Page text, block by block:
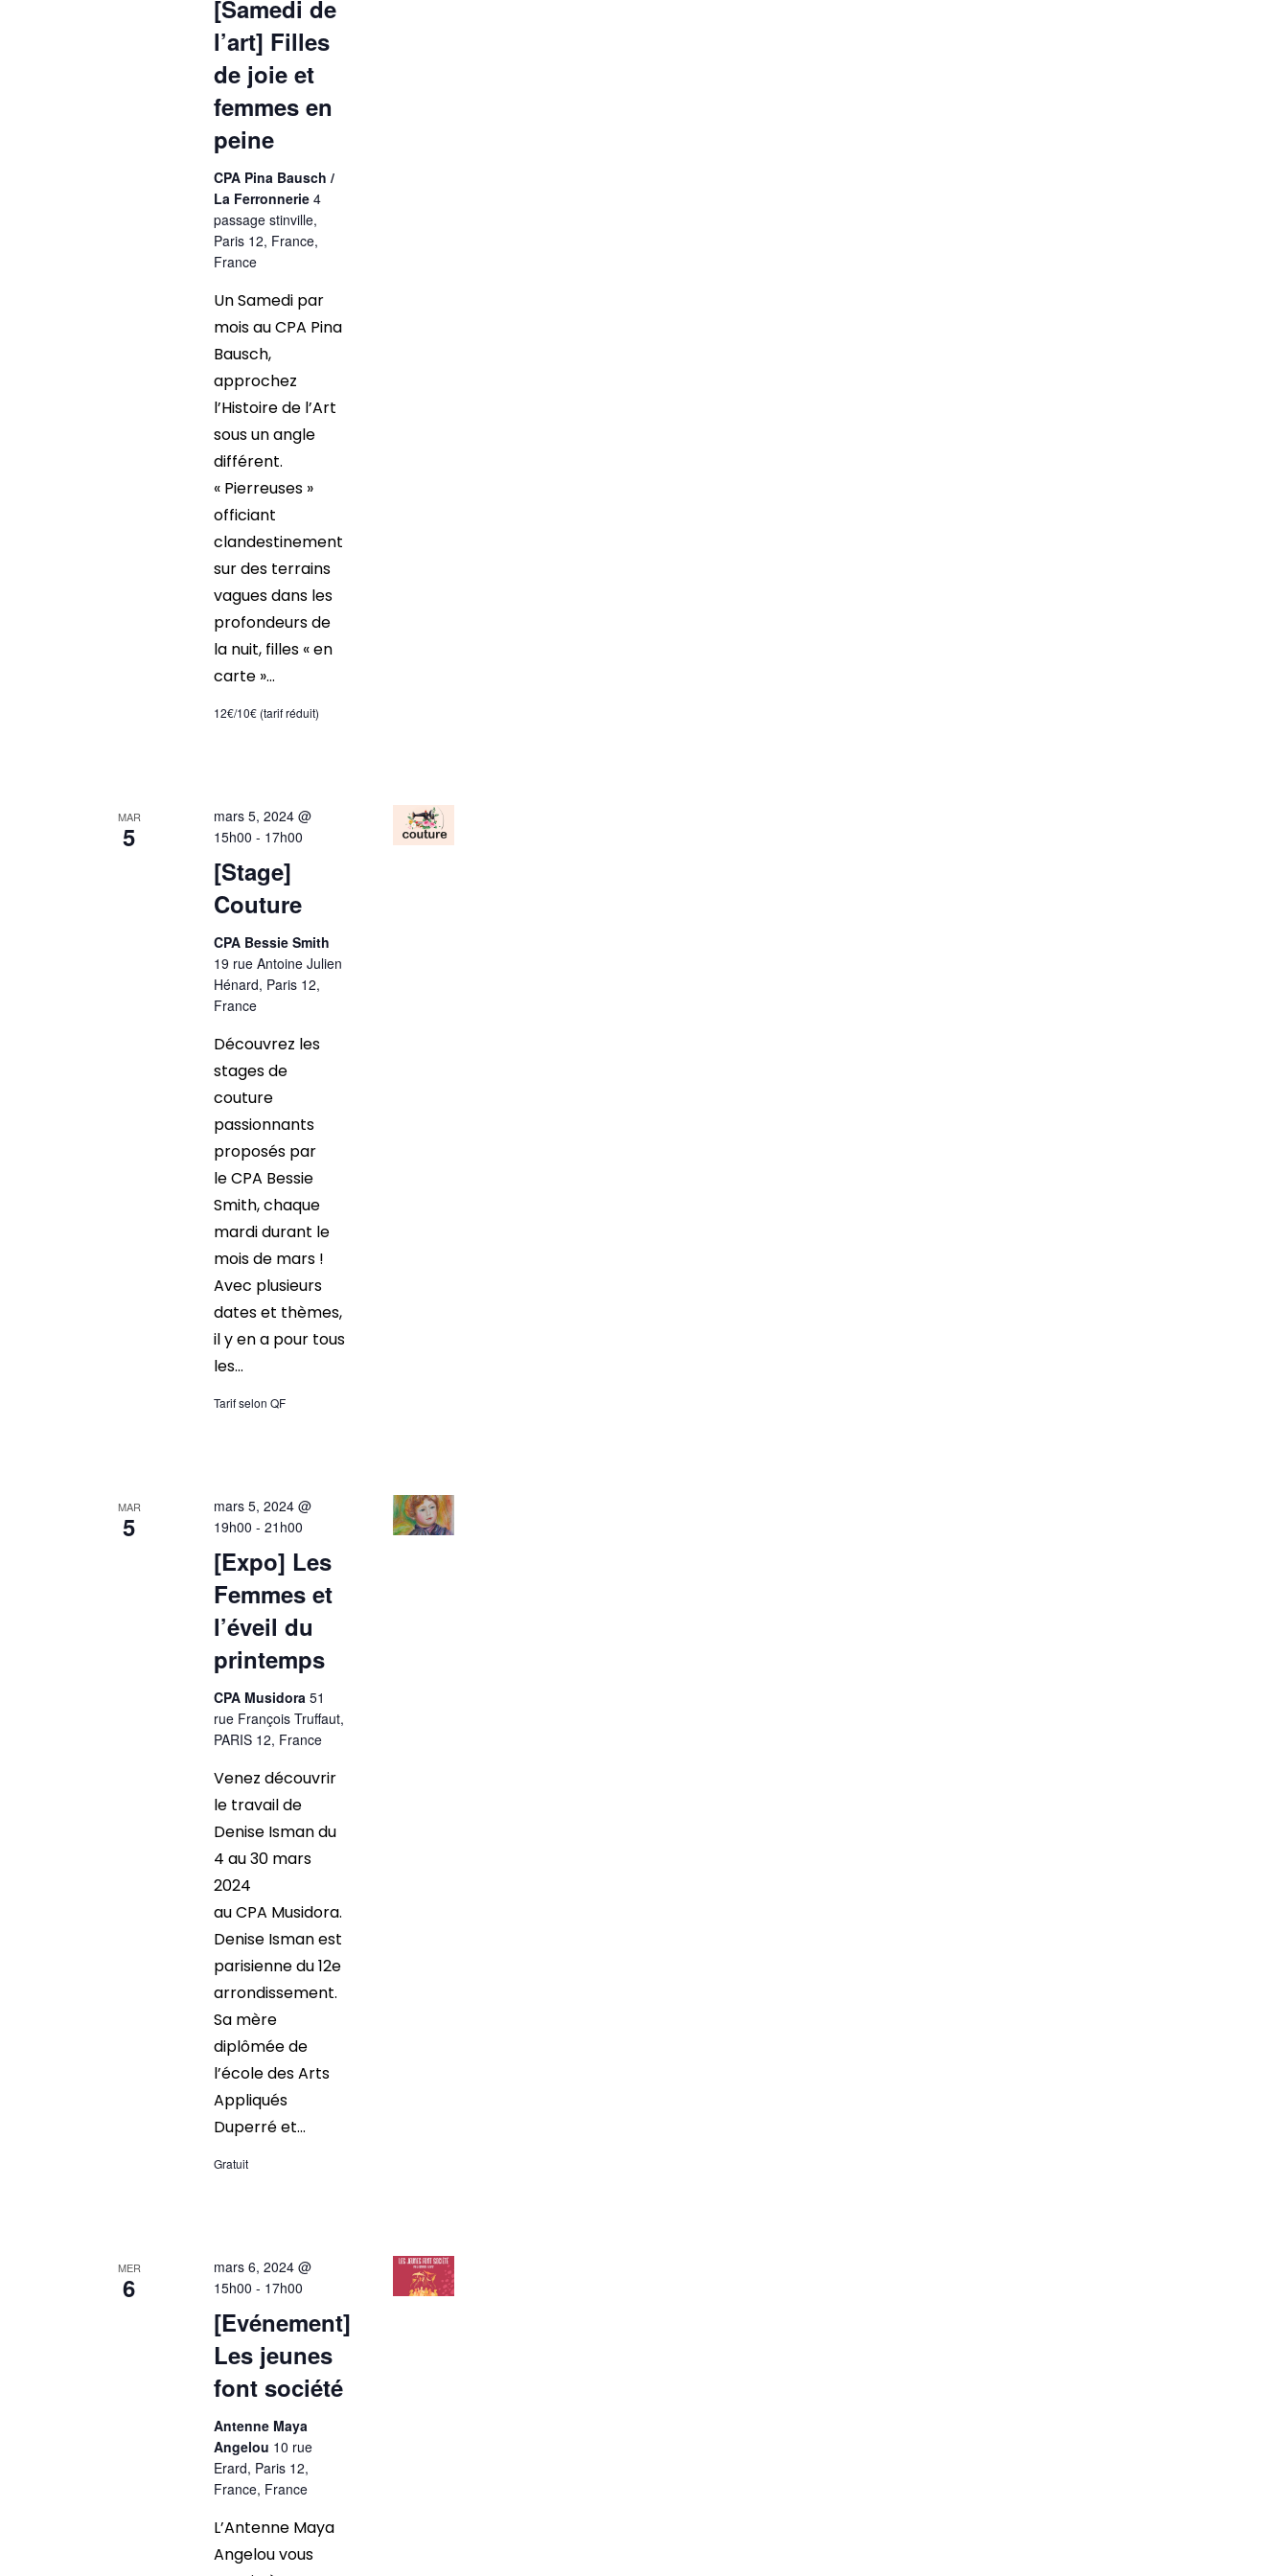
[Samedi de
l’art] Filles
de joie et
femmes en
peine
CPA Pina Bausch /
La Ferronnerie4
passage stinville,
Paris 12, France,
France
Un Samedi par
mois au CPA Pina
Bausch,
approchez
l’Histoire de l’Art
sous un angle
différent.
« Pierreuses »
officiant
clandestinement
sur des terrains
vagues dans les
profondeurs de
la nuit, filles « en
carte »...
12€/10€ (tarif réduit)
MAR
5
[Stage]
Couture
mars 5, 2024 @
15h00 - 17h00
CPA Bessie Smith
19 rue Antoine Julien
Hénard, Paris 12,
France
Découvrez les
stages de
couture
passionnants
proposés par
le CPA Bessie
Smith, chaque
mardi durant le
mois de mars !
Avec plusieurs
dates et thèmes,
il y en a pour tous
les...
Tarif selon QF
MAR
5
[Expo] Les
Femmes et
l’éveil du
printemps
mars 5, 2024 @
19h00 -21h00
CPA Musidora51
rue François Truffaut,
PARIS 12, France
Venez découvrir
le travail de
Denise Isman du
4 au 30 mars
2024
au CPA Musidora.
Denise Isman est
parisienne du 12e
arrondissement.
Sa mère
diplômée de
l’école des Arts
Appliqués
Duperré et...
Gratuit
MER
6
[Evénement]
Les jeunes
font société
mars 6, 2024 @
15h00 - 17h00
Antenne Maya
Angelou 10 rue
Erard, Paris 12,
France, France
L’Antenne Maya
Angelou vous